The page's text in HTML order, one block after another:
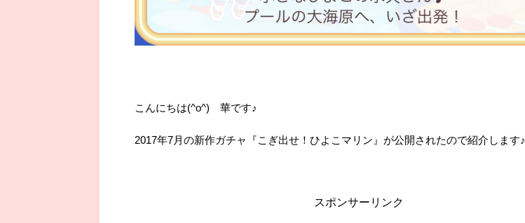
こんにちは(^o^) 華です♪
2017年7月の新作ガチャ『こぎ出せ！ひよこマリン』が公開されたので紹介します♪
スポンサーリンク